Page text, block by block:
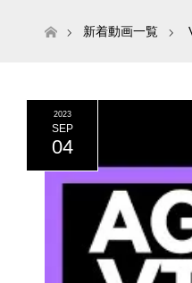
ホーム新着動画一覧
2023
SEP
04